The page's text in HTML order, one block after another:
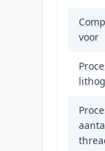
voor